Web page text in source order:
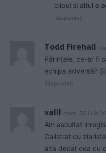
clipul si altul e
Răspundeți
Todd Firehall
Părințele, ce-ar fi
echipa adversă?
Răspundeți
valll marți, 25 iulie
Am ascultat
Calistrat cu
alta decat cea cu